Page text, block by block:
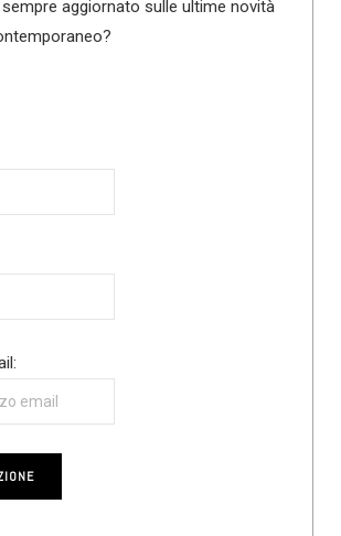
aggiornato sulle ultime novità